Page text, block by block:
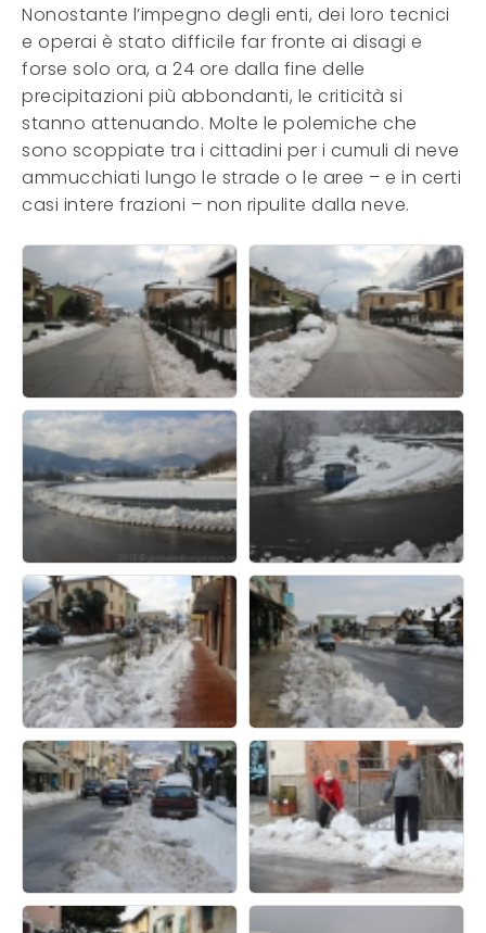
Nonostante l’impegno degli enti, dei loro tecnici
e operai è stato difficile far fronte ai disagi e
forse solo ora, a 24 ore dalla fine delle
precipitazioni più abbondanti, le criticità si
stanno attenuando. Molte le polemiche che
sono scoppiate tra i cittadini per i cumuli di neve
ammucchiati lungo le strade o le aree – e in certi
casi intere frazioni – non ripulite dalla neve.